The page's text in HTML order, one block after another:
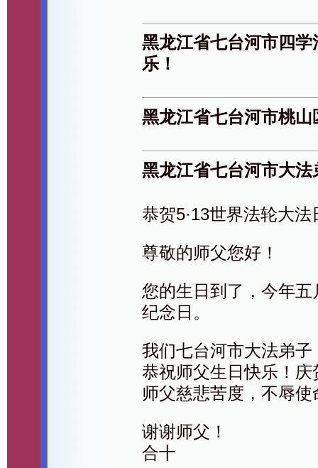
黑龙江省七台河市四
乐！
黑龙江省七台河市桃
黑龙江省七台河市大
恭贺5·13世界法轮大法
尊敬的师父您好！
您的生日到了，今年
纪念日。
我们七台河市大法弟
恭祝师父生日快乐！
师父慈悲苦度，不辱
谢谢师父！
合十